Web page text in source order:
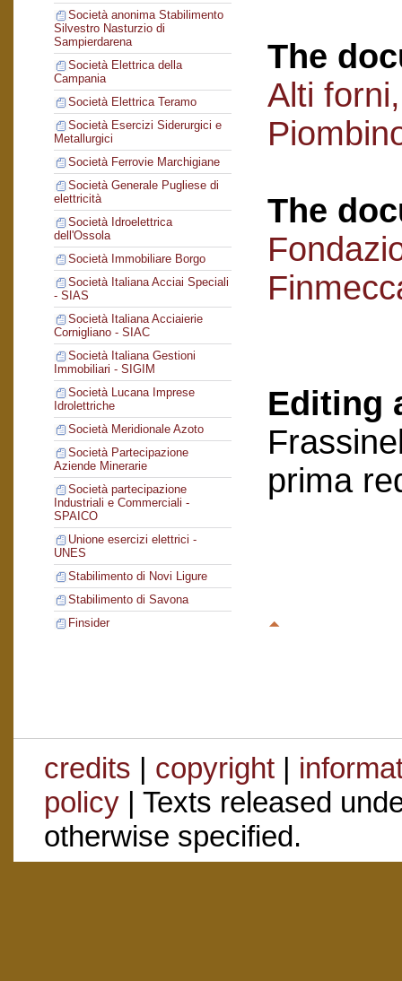
Società anonima Stabilimento
Silvestro Nasturzio di
Sampierdarena
Società Elettrica della
Campania
Società Elettrica Teramo
Società Esercizi Siderurgici e
Metallurgici
Società Ferrovie Marchigiane
Società Generale Pugliese di
elettricità
Società Idroelettrica
dell'Ossola
Società Immobiliare Borgo
Società Italiana Acciai Speciali
- SIAS
Società Italiana Acciaierie
Cornigliano - SIAC
Società Italiana Gestioni
Immobiliari - SIGIM
Società Lucana Imprese
Idrolettriche
Società Meridionale Azoto
Società Partecipazione
Aziende Minerarie
Società partecipazione
Industriali e Commerciali -
SPAICO
Unione esercizi elettrici -
UNES
Stabilimento di Novi Ligure
Stabilimento di Savona
Finsider
The
Alti
The
Editing
prima
credits | copyright|
policy| Texts released
otherwise specified.